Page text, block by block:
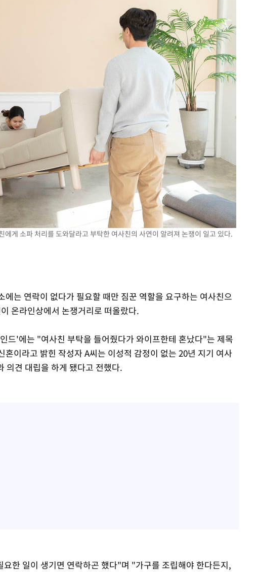
압수수색
계태세 강화"
성
중"
씨]
있어"
'충격·당황'
도'
사 혐의
마감
게 소파 처리를 도와달라고 부탁한 여사친의 사연이 알려져 논쟁이 일고 있다.
는 연락이 없다가 필요할 때만 짐꾼 역할을 요구하는 여사친으
온라인상에서 논쟁거리로 떠올랐다.
드'에는 "여사친 부탁을 들어줬다가 와이프한테 혼났다"는 제목
혼이라고 밝힌 작성자 A씨는 이성적 감정이 없는 20년 지기 여사
의견 대립을 하게 됐다고 전했다.
한 일이 생기면 연락하곤 했다"며 "가구를 조립해야 한다든지,